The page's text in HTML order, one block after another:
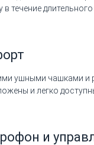
течение
ушными чашками и
и легко
и